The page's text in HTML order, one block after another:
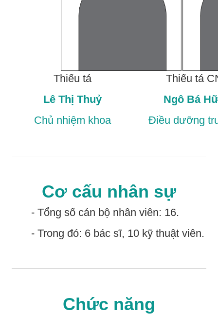
Thiếu tá
Lê Thị Thuỷ
Chủ nhiệm khoa
Thiếu tá
Ngô Bá
Điều dưỡng
Cơ cấu nhân sự
- Tổng số cán bộ nhân viên: 16.
- Trong đó: 6 bác sĩ, 10 kỹ thuật viên.
Chức năng